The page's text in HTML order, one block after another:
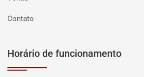
Contato
Horário de funcionamento